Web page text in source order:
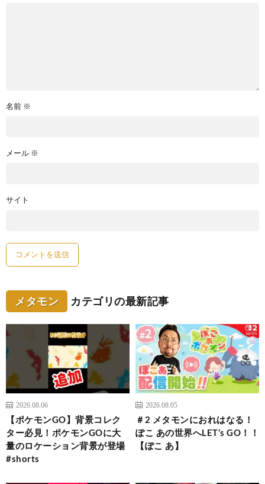
名前 ※
メール ※
サイト
メタモン カテゴリの最新記事
2026.08.06
【ポケモンGO】背景コレク
ター必見！ポケモンGOに大
量のロケーション背景が登場
#shorts
2026.08.05
＃2 メタモンにおれはなる！
ぽこ あの世界へLET’s GO！！
【ぽこ あ】